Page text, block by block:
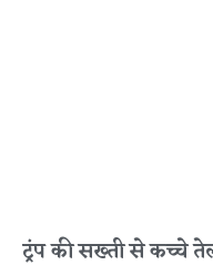
ट्रंप की सख्ती से कच्चे